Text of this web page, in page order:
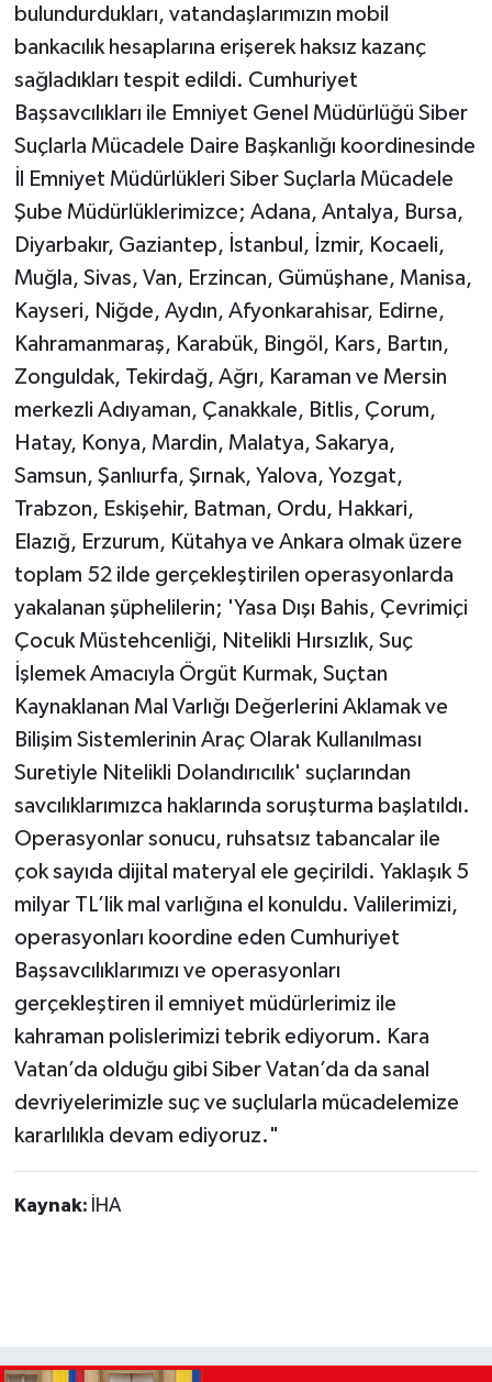
bulundurdukları, vatandaşlarımızın mobil
bankacılık hesaplarına erişerek haksız kazanç
sağladıkları tespit edildi. Cumhuriyet
Başsavcılıkları ile Emniyet Genel Müdürlüğü Siber
Suçlarla Mücadele Daire Başkanlığı koordinesinde
İl Emniyet Müdürlükleri Siber Suçlarla Mücadele
Şube Müdürlüklerimizce; Adana, Antalya, Bursa,
Diyarbakır, Gaziantep, İstanbul, İzmir, Kocaeli,
Muğla, Sivas, Van, Erzincan, Gümüşhane, Manisa,
Kayseri, Niğde, Aydın, Afyonkarahisar, Edirne,
Kahramanmaraş, Karabük, Bingöl, Kars, Bartın,
Zonguldak, Tekirdağ, Ağrı, Karaman ve Mersin
merkezli Adıyaman, Çanakkale, Bitlis, Çorum,
Hatay, Konya, Mardin, Malatya, Sakarya,
Samsun, Şanlıurfa, Şırnak, Yalova, Yozgat,
Trabzon, Eskişehir, Batman, Ordu, Hakkari,
Elazığ, Erzurum, Kütahya ve Ankara olmak üzere
toplam 52 ilde gerçekleştirilen operasyonlarda
yakalanan şüphelilerin; 'Yasa Dışı Bahis, Çevrimiçi
Çocuk Müstehcenliği, Nitelikli Hırsızlık, Suç
İşlemek Amacıyla Örgüt Kurmak, Suçtan
Kaynaklanan Mal Varlığı Değerlerini Aklamak ve
Bilişim Sistemlerinin Araç Olarak Kullanılması
Suretiyle Nitelikli Dolandırıcılık' suçlarından
savcılıklarımızca haklarında soruşturma başlatıldı.
Operasyonlar sonucu, ruhsatsız tabancalar ile
çok sayıda dijital materyal ele geçirildi. Yaklaşık 5
milyar TL’lik mal varlığına el konuldu. Valilerimizi,
operasyonları koordine eden Cumhuriyet
Başsavcılıklarımızı ve operasyonları
gerçekleştiren il emniyet müdürlerimiz ile
kahraman polislerimizi tebrik ediyorum. Kara
Vatan’da olduğu gibi Siber Vatan’da da sanal
devriyelerimizle suç ve suçlularla mücadelemize
kararlılıkla devam ediyoruz."
Kaynak: İHA